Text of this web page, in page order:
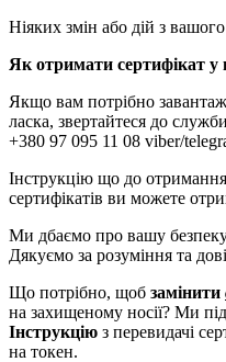
Ніяких змін або дій з
Як отримати сертифікат у
Якщо вам потрібно
ласка, звертайтеся до
+380 97 095 11 08 viber/
Інструкцію що до
сертифікатів ви можете
Ми дбаємо про вашу безпеку
Дякуємо за розуміння та
Що потрібно, щоб замінити
на захищеному носії? Ми
Інструкцію з перевидачі
на токен.